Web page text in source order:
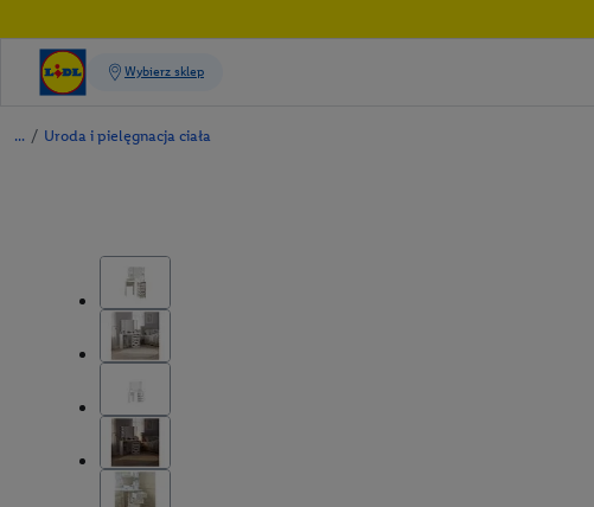
/ Uroda i pielęgnacja ciała